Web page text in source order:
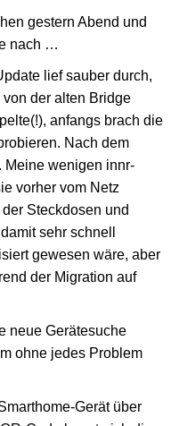
gestern Abend und
nach …
lief sauber durch,
der alten Bridge
anfangs brach die
Nach dem
Meine wenigen innr-
vorher vom Netz
Steckdosen und
sehr schnell
gewesen wäre, aber
der Migration auf
neue Gerätesuche
ohne jedes Problem
Gerät über